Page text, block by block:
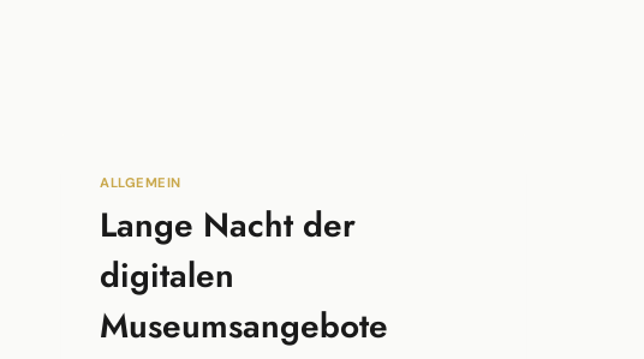
ALLGEMEIN
Lange Nacht der
digitalen
Museumsangebote